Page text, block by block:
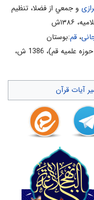
نشود و سرشان به سنگ
بَلْ نَحْنُ مَحْرُومُونَ‌
و جمعي از فضلا، تنظیم
۱۳۸۶ش
، قم:بوستان
كتاب(انتشارات دفتر تبليغات اسلامي حوزه علميه قم)، 1386 ش‌،
آیات قرآن